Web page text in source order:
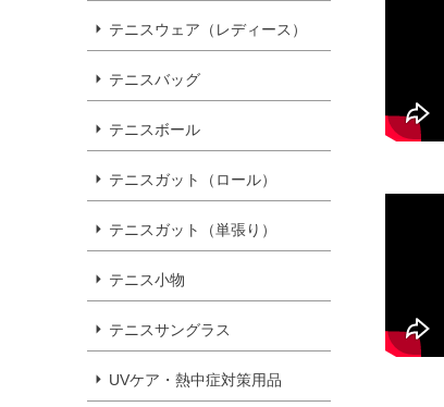
テニスウェア（レディース）
テニスバッグ
テニスボール
テニスガット（ロール）
テニスガット（単張り）
テニス小物
テニスサングラス
UVケア・熱中症対策用品